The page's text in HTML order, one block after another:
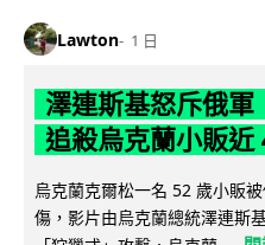
Lawton 1 日
澤連斯基怒斥俄軍
追殺烏克蘭小販
烏克蘭克爾松一名 52 歲小販
傷，影片由烏克蘭總統澤連斯